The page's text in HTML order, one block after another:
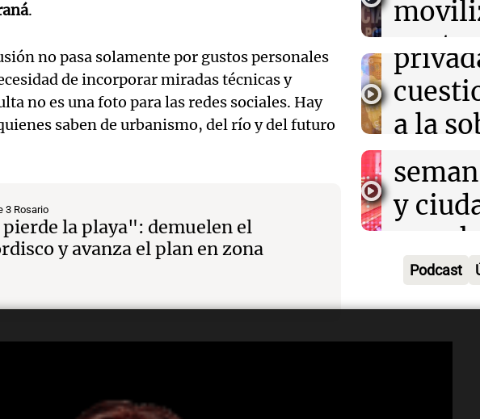
.
no pasa solamente por gustos personales
de incorporar miradas técnicas y
no es una foto para las redes sociales. Hay
saben de urbanismo, del río y del futuro
3 Rosario
pierde la playa": demuelen el
y avanza el plan en zona
de la costa. En ese sentido, mencionó los
las gestiones de
Panorama
Episodios
Panorama
Episodios
a la
digital
Panorama
Episodios
Audio.
un fin
y
de
Audio.
show
Audio.
tres
prisión
Audio.
Podcast